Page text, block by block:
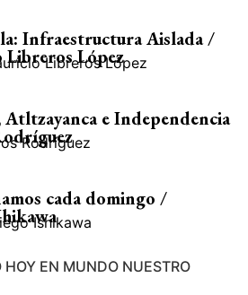
Infraestructura Aislada /
Libreros López
Libreros López
Atltzayanca e Independencia
Rodríguez
cada domingo /
Ishikawa
EN MUNDO NUESTRO